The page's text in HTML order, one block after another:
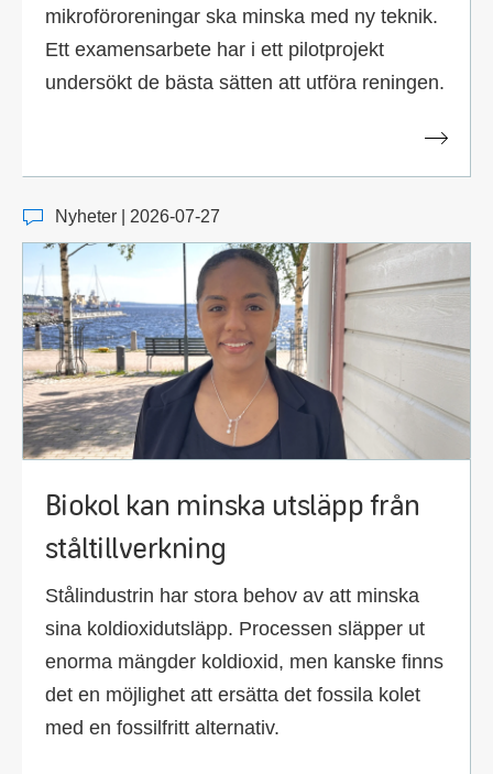
mikroföroreningar ska minska med ny teknik.
Ett examensarbete har i ett pilotprojekt
undersökt de bästa sätten att utföra reningen.
Nyheter | 2026-07-27
Biokol kan minska utsläpp från
ståltillverkning
Stålindustrin har stora behov av att minska
sina koldioxidutsläpp. Processen släpper ut
enorma mängder koldioxid, men kanske finns
det en möjlighet att ersätta det fossila kolet
med en fossilfritt alternativ.